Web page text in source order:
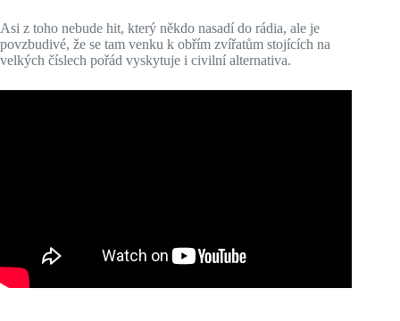
Asi z toho nebude hit, který někdo nasadí do rádia, ale je
povzbudivé, že se tam venku k obřím zvířatům stojících na
velkých číslech pořád vyskytuje i civilní alternativa.